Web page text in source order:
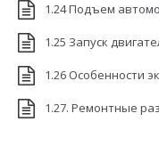
1.24 Подъем
1.25 Запуск
1.26 Особенности
1.27. Ремонтные